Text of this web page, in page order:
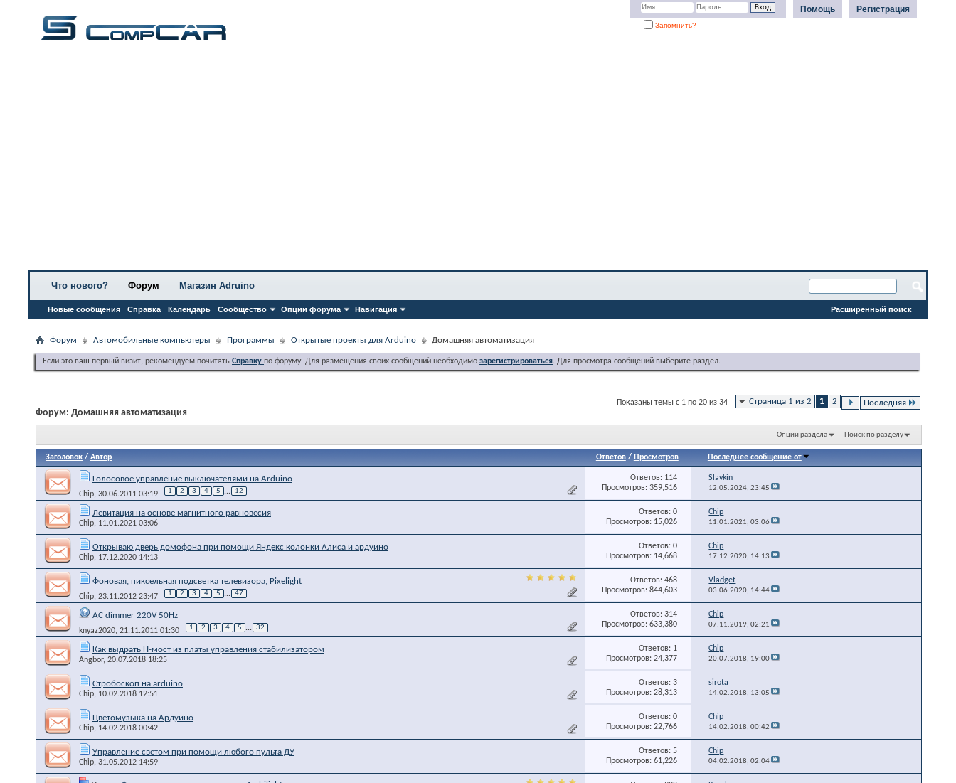
Регистрация
Помощь
Запомнить?
Что нового? Форум
Новые сообщения Справка Календарь Сообщество Опции форума Навигация
Магазин Adruino
Расширенный поиск
Форум Автомобильные компьютеры Программы Открытые проекты для Arduino Домашняя автоматизация
Если это ваш первый визит, рекомендуем почитать Справку по форуму. Для размещения своих сообщений необходимо зарегистрироваться. Для просмотра сообщений выберите раздел.
Страница 1 из 2 1 2 Последняя
Показаны темы с 1 по 20 из 34
Форум: Домашняя автоматизация
Опции раздела Поиск по разделу
Заголовок / Автор Ответов/ Просмотров Последнее сообщение от
Голосовое управление выключателями на Arduino
Chip, 30.06.2011 03:19 1 2 3 4 5 ... 12
Ответов: 114
Просмотров: 359,516
Slavkin
12.05.2024,23:45
Левитация на основе магнитного равновесия
Chip, 11.01.2021 03:06
Ответов: 0
Просмотров: 15,026
Chip
11.01.2021,03:06
Открываю дверь домофона при помощи Яндекс колонки Алиса и ардуино
Chip, 17.12.2020 14:13
Ответов: 0
Просмотров: 14,668
Chip
17.12.2020, 14:13
Фоновая, пиксельная подсветка телевизора, Pixelight
Chip, 23.11.2012 23:47 1 2 3 4 5 ... 47
Ответов: 468
Просмотров: 844,603
Vladget
03.06.2020, 14:44
AC dimmer 220V 50Hz
knyaz2020, 21.11.2011 01:30 1 2 3 4 5 ... 32
Ответов: 314
Просмотров: 633,380
Chip
07.11.2019,02:21
Как выдрать Н-мост из платы управления стабилизатором
Angbor, 20.07.2018 18:25
Ответов: 1
Просмотров: 24,377
Chip
20.07.2018, 19:00
Стробоскоп на arduino
Chip, 10.02.2018 12:51
Ответов: 3
Просмотров: 28,313
sirota
14.02.2018, 13:05
Цветомузыка на Ардуино
Chip, 14.02.2018 00:42
Ответов: 0
Просмотров: 22,766
Chip
14.02.2018,00:42
Управление светом при помощи любого пульта ДУ
Chip, 31.05.2012 14:59
Ответов: 5
Просмотров: 61,226
Chip
04.02.2018,02:04